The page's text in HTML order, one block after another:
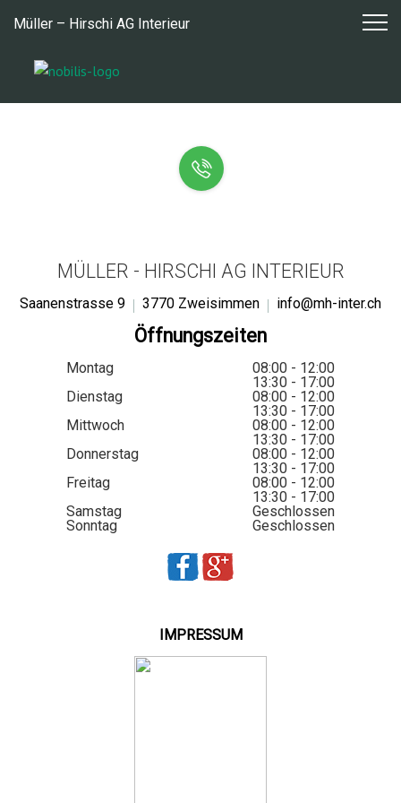
Inhalt
Müller – Hirschi AG Interieur
MÜLLER - HIRSCHI AG INTERIEUR
Saanenstrasse 9 3770 Zweisimmen info@mh-inter.ch
Öffnungszeiten
Montag
08:00 - 12:00
13:30 - 17:00
Dienstag
08:00 - 12:00
13:30 - 17:00
Mittwoch
08:00 - 12:00
13:30 - 17:00
Donnerstag
08:00 - 12:00
13:30 - 17:00
Freitag
08:00 - 12:00
13:30 - 17:00
Samstag
Geschlossen
Sonntag
Geschlossen
IMPRESSUM